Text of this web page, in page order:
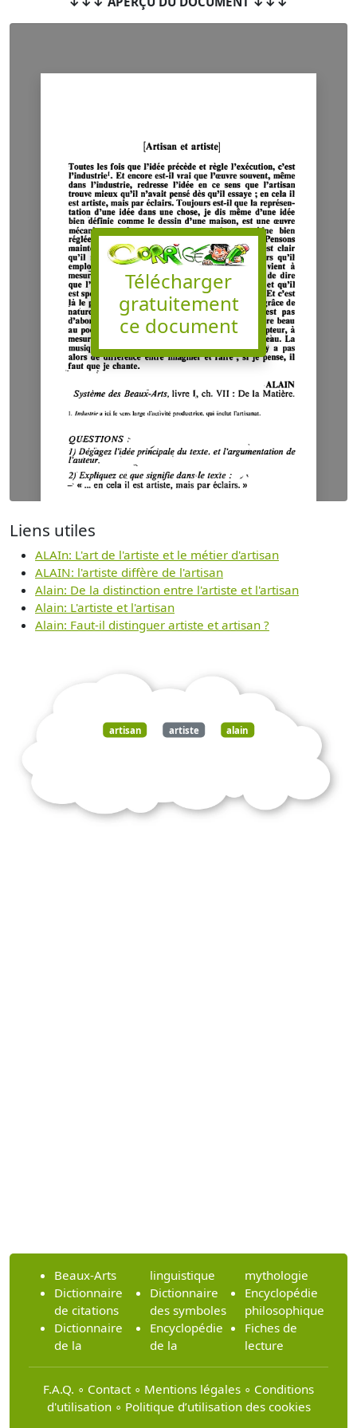
Télécharger
gratuitement
ce document
Liens utiles
ALAIn: L'art de l'artiste et le métier d'artisan
ALAIN: l'artiste diffère de l'artisan
Alain: De la distinction entre l'artiste et l'artisan
Alain: L'artiste et l'artisan
Alain: Faut-il distinguer artiste et artisan ?
artisan artiste alain
Beaux-Arts
Dictionnaire
de citations
Dictionnaire
de la
linguistique
Dictionnaire
des symboles
Encyclopédie
de la
mythologie
Encyclopédie
philosophique
Fiches de
lecture
F.A.Q. ∘ Contact ∘ Mentions légales ∘ Conditions
d'utilisation∘ Politique d’utilisation des cookies